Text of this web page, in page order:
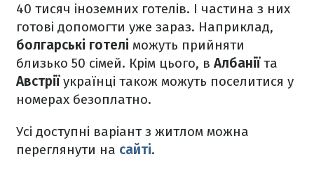
40 тисяч іноземних готелів. І частина з них
готові допомогти уже зараз. Наприклад,
болгарські готелі можуть прийняти
близько 50 сімей. Крім цього, в Албаніїта
Австріїукраїнці також можуть поселитися у
номерах безоплатно.
Усі доступні варіант з житлом можна
переглянути на сайті.